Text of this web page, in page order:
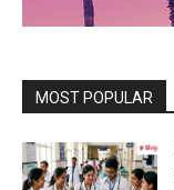
MOST POPULAR